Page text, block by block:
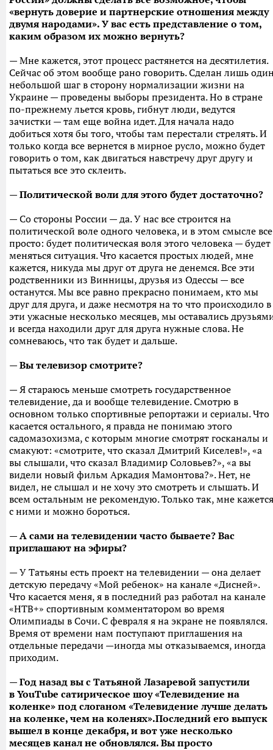
«вернуть доверие и партнерские отношения между
двумя народами». У вас есть представление о том,
каким образом их можно вернуть?
— Мне кажется, этот процесс растянется на десятилетия.
Сейчас об этом вообще рано говорить. Сделан лишь
небольшой шаг в сторону нормализации жизни на
Украине — проведены выборы президента. Но в стране
по-прежнему льется кровь, гибнут люди, ведутся
зачистки — там еще война идет. Для начала надо
добиться хотя бы того, чтобы там перестали стрелять. И
только когда все вернется в мирное русло, можно будет
говорить о том, как двигаться навстречу друг другу и
пытаться все это склеить.
— Политической воли для этого будет достаточно?
— Со стороны России — да. У нас все строится на
политической воле одного человека, и в этом смысле все
просто: будет политическая воля этого человека — будет
меняться ситуация. Что касается простых людей, мне
кажется, никуда мы друг от друга не денемся. Все эти
родственники из Винницы, друзья из Одессы — все
останутся. Мы все равно прекрасно понимаем, кто мы
друг для друга, и даже несмотря на то что происходило в
эти ужасные несколько месяцев, мы оставались
и всегда находили друг для друга нужные слова. Не
сомневаюсь, что так будет и дальше.
— Вы телевизор смотрите?
— Я стараюсь меньше смотреть государственное
телевидение, да и вообще телевидение. Смотрю в
основном только спортивные репортажи и сериалы. Что
касается остального, я правда не понимаю этого
садомазохизма, с которым многие смотрят госканалы и
смакуют: «смотрите, что сказал Дмитрий Киселев!», «а
вы слышали, что сказал Владимир Соловьев?», «а вы
видели новый фильм Аркадия Мамонтова?». Нет, не
видел, не слышал и не хочу это смотреть и слышать. И
всем остальным не рекомендую. Только так, мне
с ними и можно бороться.
— А сами на телевидении часто бываете? Вас
приглашают на эфиры?
— У Татьяны есть проект на телевидении — она делает
детскую передачу «Мой ребенок» на канале «Дисней».
Что касается меня, я в последний раз работал на канале
«НТВ+» спортивным комментатором во время
Олимпиады в Сочи. С февраля я на экране не появлялся.
Время от времени нам поступают приглашения на
отдельные передачи —иногда мы отказываемся, иногда
приходим.
— Год назад вы с Татьяной Лазаревой запустили
в YouTube сатирическое шоу «Телевидение на
коленке» под слоганом «Телевидение лучше делать
на коленке, чем на коленях».Последний его выпуск
вышел в конце декабря, и вот уже несколько
месяцев канал не обновлялся. Вы просто